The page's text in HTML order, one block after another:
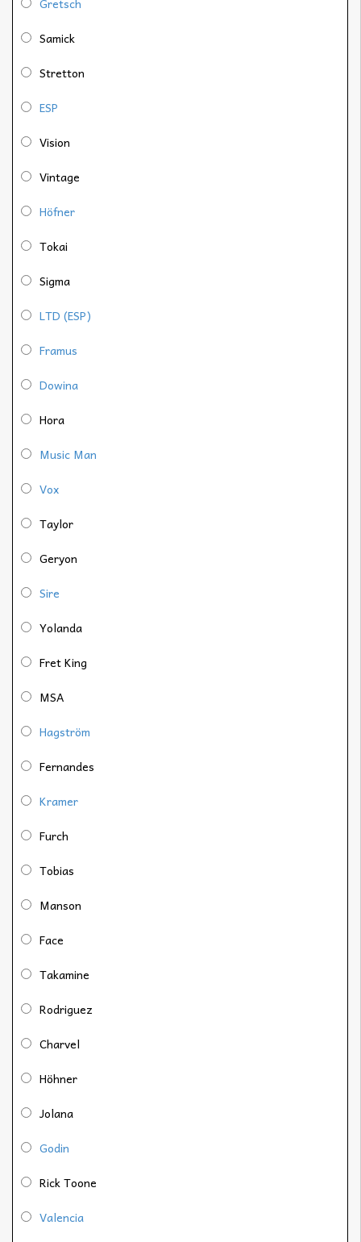
Samick
Stretton
ESP
Vision
Vintage
Höfner
Tokai
Sigma
LTD (ESP)
Framus
Dowina
Hora
Music Man
Vox
Taylor
Geryon
Sire
Yolanda
Fret King
MSA
Hagström
Fernandes
Kramer
Furch
Tobias
Manson
Face
Takamine
Rodriguez
Charvel
Höhner
Jolana
Godin
Rick Toone
Valencia